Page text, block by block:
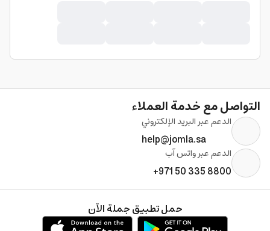
التواصل مع خدمة العملاء
الدعم عبر البريد الإلكتروني
help@jomla.sa
الدعم عبر واتس آب
+971 50 335 8800
حمل تطبيق جملة الآن